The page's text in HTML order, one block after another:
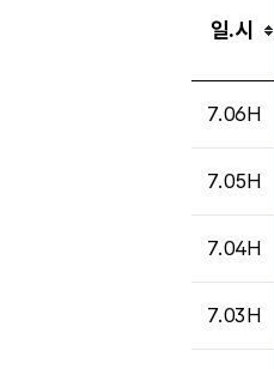
일.시
7.06H
7.05H
7.04H
7.03H